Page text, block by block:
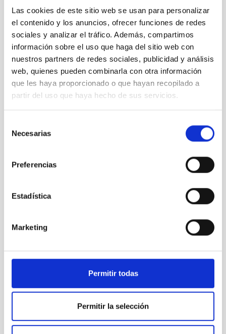
Las cookies de este sitio web se usan para personalizar
el contenido y los anuncios, ofrecer funciones de redes
sociales y analizar el tráfico. Además, compartimos
información sobre el uso que haga del sitio web con
nuestros partners de redes sociales, publicidad y análisis
web, quienes pueden combinarla con otra información
que les haya proporcionado o que hayan recopilado a
partir del uso que haya hecho de sus servicios.
Necesarias
Preferencias
Estadística
Marketing
Permitir todas
Permitir la selección
Abril 2022(1)
Marzo 2022 (2)
Febrero 2022(2)
Noviembre 2021(2)
Octubre 2021(3)
Septiembre 2021(4)
Agosto 2021
Julio 2021(5)
Junio 2021 (4)
Mayo 2021(2)
Marzo 2021
Diciembre 2020
Octubre 2020
Septiembre 2020
Julio 2020
Junio 2020
Abril 2020(12)
Octubre 2018(2)
(1)
Marzo 2017(1)